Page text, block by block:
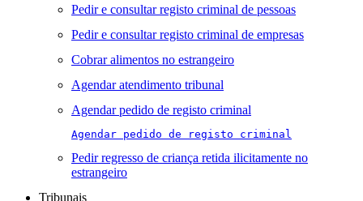
Pedir e consultar registo criminal de pessoas
Pedir e consultar registo criminal de empresas
Cobrar alimentos no estrangeiro
Agendar atendimento tribunal
Agendar pedido de registo criminal
Agendar pedido de registo criminal
Pedir regresso de criança retida ilicitamente no
estrangeiro
Tribunais